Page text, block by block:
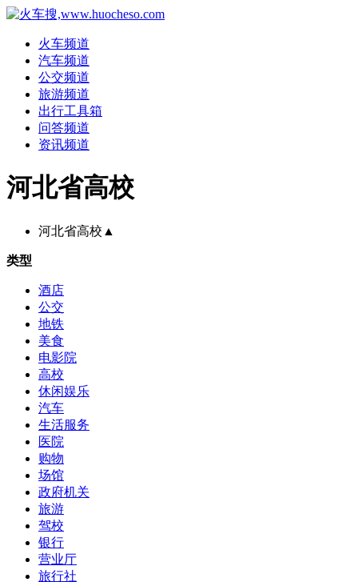
火车频道
汽车频道
公交频道
旅游频道
出行工具箱
问答频道
资讯频道
河北省高校
河北省高校 ▲
类型
酒店
公交
地铁
美食
电影院
高校
休闲娱乐
汽车
生活服务
医院
购物
场馆
政府机关
旅游
驾校
银行
营业厅
旅行社